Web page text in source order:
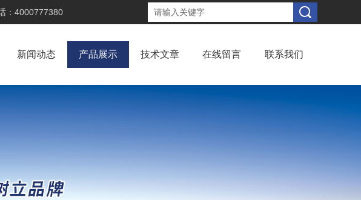
： 4000777380
新闻动态 产品展示 技术文章 在线留言 联系我们